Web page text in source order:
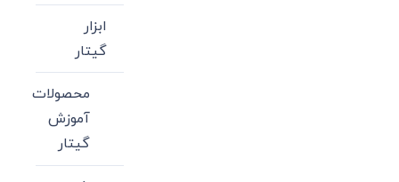
ابزار
گیتار
محصولات
آموزش
گیتار